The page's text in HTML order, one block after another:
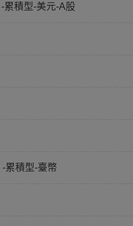
-累積型-美元-A股
-累積型-臺幣